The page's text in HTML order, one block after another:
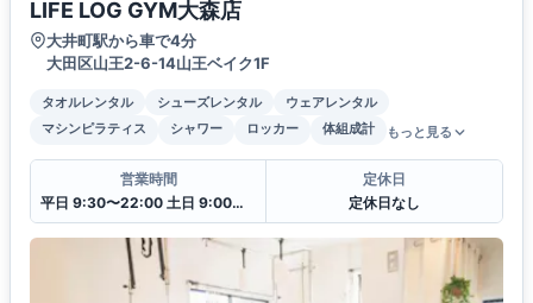
LIFE LOG GYM大森店
大井町駅から車で4分
大田区山王2-6-14山王ベイク1F
タオルレンタル シューズレンタル
ウェアレンタル
マシンピラティス
シャワー ロッカー 体組成計 もっと見る
営業時間
平日 9:30〜22:00 土日 9:00〜19:00
定休日
定休日なし